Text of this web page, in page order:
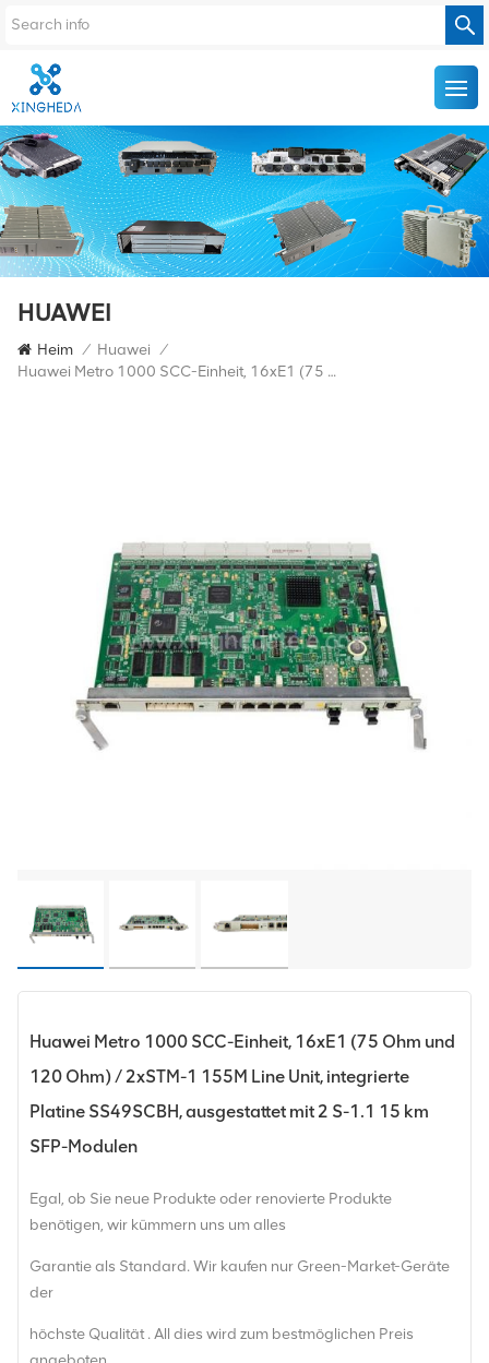
HUAWEI
Heim / Huawei /
Huawei Metro 1000 SCC-Einheit, 16xE1 (75 Ohm Und 120 Ohm) / 2xSTM-1 155M Line Unit, Integrierte Platine SS49SCBH, Ausgestattet Mit 2 S-1.1 15 Km SFP-Modulen
Huawei Metro 1000 SCC-Einheit, 16xE1 (75 Ohm und
120 Ohm) / 2xSTM-1 155M Line Unit, integrierte
Platine SS49SCBH, ausgestattet mit 2 S-1.1 15 km
SFP-Modulen
Egal, ob Sie neue Produkte oder renovierte Produkte
benötigen, wir kümmern uns um alles
Garantie als Standard. Wir kaufen nur Green-Market-Geräte
der
höchste Qualität . All dies wird zum bestmöglichen Preis